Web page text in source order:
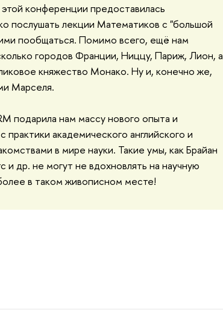
конференции предоставилась
послушать лекции Математиков с "большой
пообщаться. Помимо всего, ещё нам
городов Франции, Ниццу, Париж, Лион, а
княжество Монако. Ну и, конечно же,
Марселя.
подарила нам массу нового опыта и
практики академического английского и
в мире науки. Такие умы, как Брайан
и др. не могут не вдохновлять на научную
в таком живописном месте!